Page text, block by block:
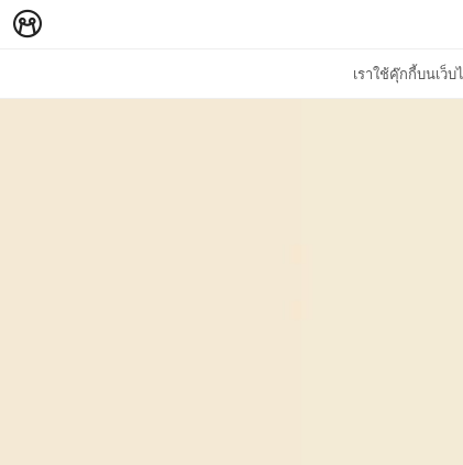
เราใช้คุ๊กกี้บนเว็